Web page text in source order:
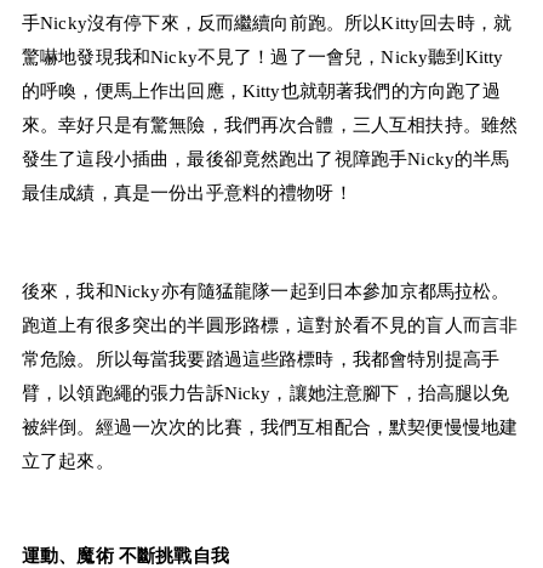
手Nicky沒有停下來，反而繼續向前跑。所以Kitty回去時，就
驚嚇地發現我和Nicky不見了！過了一會兒，Nicky聽到Kitty
的呼喚，便馬上作出回應，Kitty也就朝著我們的方向跑了過
來。幸好只是有驚無險，我們再次合體，三人互相扶持。雖然
發生了這段小插曲，最後卻竟然跑出了視障跑手Nicky的半馬
最佳成績，真是一份出乎意料的禮物呀！
後來，我和Nicky亦有隨猛龍隊一起到日本參加京都馬拉松。
跑道上有很多突出的半圓形路標，這對於看不見的盲人而言非
常危險。所以每當我要踏過這些路標時，我都會特別提高手
臂，以領跑繩的張力告訴Nicky，讓她注意腳下，抬高腿以免
被絆倒。經過一次次的比賽，我們互相配合，默契便慢慢地建
立了起來。
運動、魔術 不斷挑戰自我